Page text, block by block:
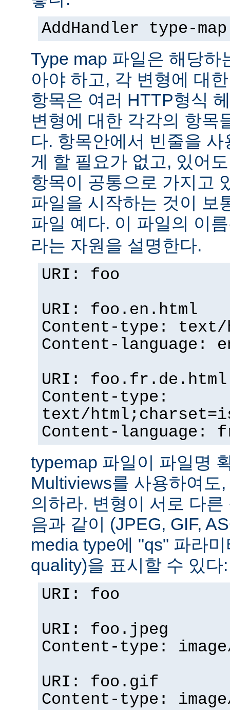
AddHandler type-
Type map 파일은 해당하
아야 하고, 각 변형에 대
항목은 여러 HTTP형식
변형에 대한 각각의 항목
다. 항목안에서 빈줄을
게 할 필요가 없고, 있어
항목이 공통으로 가지고
파일을 시작하는 것이 보
파일 예다. 이 파일의 이
라는 자원을 설명한다.
URI: foo
URI: foo.en.html
Content-type: text/
Content-language:
URI: foo.fr.de.html
Content-type:
text/
Content-language:
typemap 파일이 파일명
Multiviews를 사용하여도
의하라. 변형이 서로 다
음과 같이 (JPEG, GIF,
media type에 "qs" 파라
quality)을 표시할 수 있다:
URI: foo
URI: foo.jpeg
Content-type:
URI: foo.gif
Content-type: